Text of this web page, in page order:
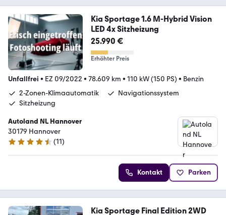
Kia Sportage 1.6 M-Hybrid Vision
LED 4x Sitzheizung
25.990 €
Erhöhter Preis
Unfallfrei • EZ 09/2022 • 78.609 km • 110 kW (150 PS) • Benzin
2-Zonen-Klimaautomatik
Navigationssystem
Sitzheizung
Autoland NL Hannover
30179 Hannover
4.7 Sterne
(11)
Kontakt Parken
Kia Sportage Final Edition 2WD